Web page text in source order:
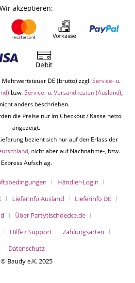
Wir akzeptieren:
DE (brutto) zzgl.Service- u.
bzw.Service- u. Versandkosten (Ausland),
anders beschrieben.
die Preise nur im Checkout / Kasse netto
angezeigt.
bezieht sich nur auf den Erlass der
, nicht aber auf Nachnahme-, bzw.
Express Aufschlag.
Händler-Login
Lieferinfo Ausland
Lieferinfo DE
Über Partytischdecke.de
Hilfe / Support
Zahlungsarten
Datenschutz
© Baudy e.K. 2025